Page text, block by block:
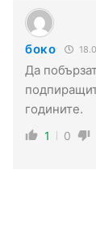
боко
Да
годините.
1 0